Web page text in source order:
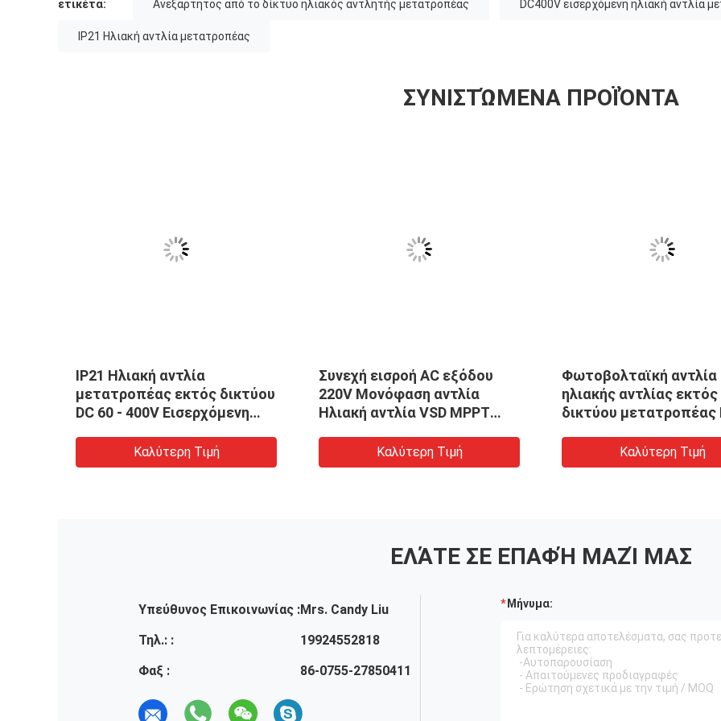
ετικέτα: Ανεξάρτητος από το δίκτυο ηλιακός αντλητής μετατροπέας DC400V εισερχόμενη ηλιακή αντλία
IP21 Ηλιακή αντλία μετατροπέας
ΣΥΝΙΣΤΏΜΕΝΑ ΠΡΟΪΌΝΤΑ
IP21 Ηλιακή αντλία
μετατροπέας εκτός δικτύου
DC 60 - 400V Εισερχόμενη
ισχύς εξόδουΚαλύτερη Τιμή
Συνεχή εισροή AC εξόδου
220V Μονόφαση αντλία
Ηλιακή αντλία VSD MPPT
Καλύτερη Τιμή
Φωτοβολταϊκή αντλία
ηλιακής αντλίας εκτός
δικτύου μετατροπέας
230V έξοδος για
απομακρυσμένες
Καλύτερη Τιμή
ΕΛΆΤΕ ΣΕ ΕΠΑΦΉ ΜΑΖΊ ΜΑΣ
Υπεύθυνος Επικοινωνίας :Mrs. Candy Liu
Τηλ.: :
19924552818
Φαξ :
86-0755-27850411
Μήνυμα: